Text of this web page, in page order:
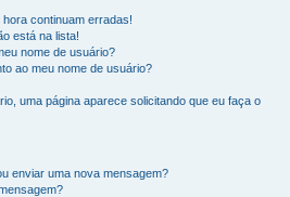
continuam erradas!
está na lista!
nome de usuário?
ao meu nome de usuário?
uma página aparece solicitando que eu faça o
enviar uma nova mensagem?